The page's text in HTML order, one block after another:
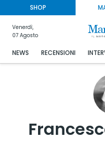
SHOP
Venerdì,
07 Agosto
NEWS RECENSIONI